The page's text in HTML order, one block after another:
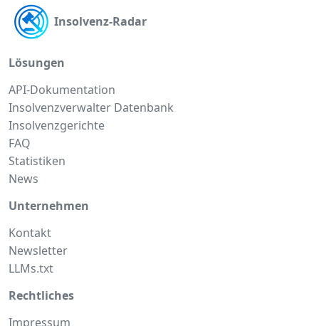
Insolvenz-Radar
Lösungen
API-Dokumentation
Insolvenzverwalter Datenbank
Insolvenzgerichte
FAQ
Statistiken
News
Unternehmen
Kontakt
Newsletter
LLMs.txt
Rechtliches
Impressum